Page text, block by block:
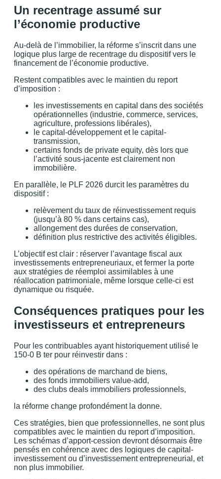
Un recentrage assumé sur
l’économie productive
Au-delà de l’immobilier, la réforme s’inscrit dans une
logique plus large de recentrage du dispositif vers le
financement de l’économie productive.
Restent compatibles avec le maintien du report
d’imposition :
les investissements en capital dans des sociétés
opérationnelles (industrie, commerce, services,
agriculture, professions libérales),
le capital-développement et le capital-
transmission,
certains fonds de private equity, dès lors que
l’activité sous-jacente est clairement non
immobilière.
En parallèle, le PLF 2026 durcit les paramètres du
dispositif :
relèvement du taux de réinvestissement requis
(jusqu’à 80 % dans certains cas),
allongement des durées de conservation,
définition plus restrictive des activités éligibles.
L’objectif est clair : réserver l’avantage fiscal aux
investissements entrepreneuriaux, et fermer la porte
aux stratégies de réemploi assimilables à une
réallocation patrimoniale, même lorsque celle-ci est
dynamique ou risquée.
Conséquences pratiques pour les
investisseurs et entrepreneurs
Pour les contribuables ayant historiquement utilisé le
150-0 B ter pour réinvestir dans :
des opérations de marchand de biens,
des fonds immobiliers value-add,
des clubs deals immobiliers professionnels,
la réforme change profondément la donne.
Ces stratégies, bien que professionnelles, ne sont plus
compatibles avec le maintien du report d’imposition.
Les schémas d’apport-cession devront désormais être
pensés en cohérence avec des logiques de capital-
investissement ou d’investissement entrepreneurial, et
non plus immobilier.